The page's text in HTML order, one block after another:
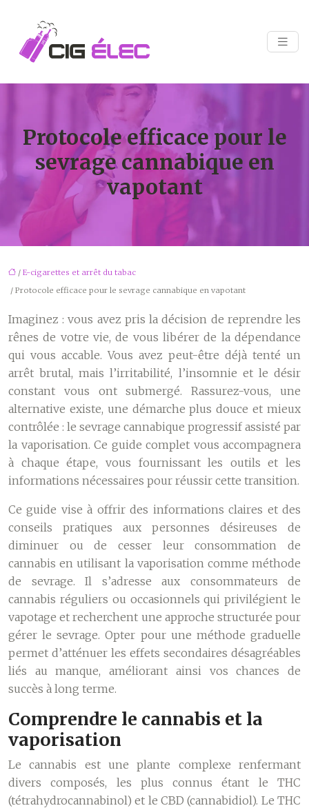
Protocole efficace pour le
sevrage cannabique en
vapotant
/ E-cigarettes et arrêt du tabac
/ Protocole efficace pour le sevrage cannabique en vapotant
Imaginez : vous avez pris la décision de reprendre les
rênes de votre vie, de vous libérer de la dépendance
qui vous accable. Vous avez peut-être déjà tenté un
arrêt brutal, mais l’irritabilité, l’insomnie et le désir
constant vous ont submergé. Rassurez-vous, une
alternative existe, une démarche plus douce et mieux
contrôlée : le sevrage cannabique progressif assisté par
la vaporisation. Ce guide complet vous accompagnera
à chaque étape, vous fournissant les outils et les
informations nécessaires pour réussir cette transition.
Ce guide vise à offrir des informations claires et des
conseils pratiques aux personnes désireuses de
diminuer ou de cesser leur consommation de
cannabis en utilisant la vaporisation comme méthode
de sevrage. Il s’adresse aux consommateurs de
cannabis réguliers ou occasionnels qui privilégient le
vapotage et recherchent une approche structurée pour
gérer le sevrage. Opter pour une méthode graduelle
permet d’atténuer les effets secondaires désagréables
liés au manque, améliorant ainsi vos chances de
succès à long terme.
Comprendre le cannabis et la
vaporisation
Le cannabis est une plante complexe renfermant
divers composés, les plus connus étant le THC
(tétrahydrocannabinol) et le CBD (cannabidiol). Le THC